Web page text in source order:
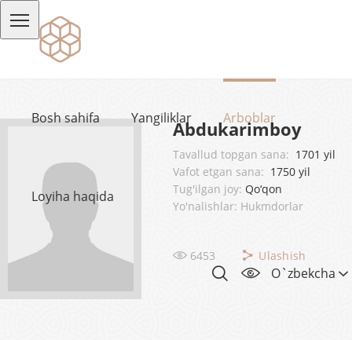
Bosh sahifa Yangiliklar Arboblar
Loyiha haqida
O`zbekcha
Abdukarimboy
Tavallud topgan sana: 1701 yil
Vafot etgan sana: 1750 yil
Tug'ilgan joy: Qo‘qon
Yo'nalishlar: Hukmdorlar
6453 Ulashish